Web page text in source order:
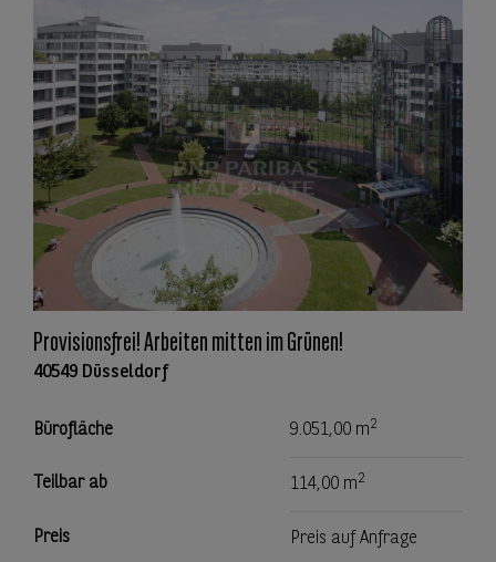
Provisionsfrei! Arbeiten mitten im Grünen!
40549 Düsseldorf
Bürofläche 9.051,00 m2
Teilbar ab 114,00 m2
Preis Preis auf Anfrage